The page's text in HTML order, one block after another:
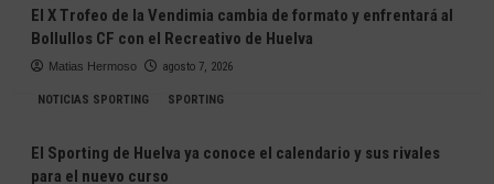
El X Trofeo de la Vendimia cambia de formato y enfrentará al
Bollullos CF con el Recreativo de Huelva
Matias Hermoso agosto 7, 2026
NOTICIAS SPORTING SPORTING
El Sporting de Huelva ya conoce el calendario y sus rivales
para el nuevo curso